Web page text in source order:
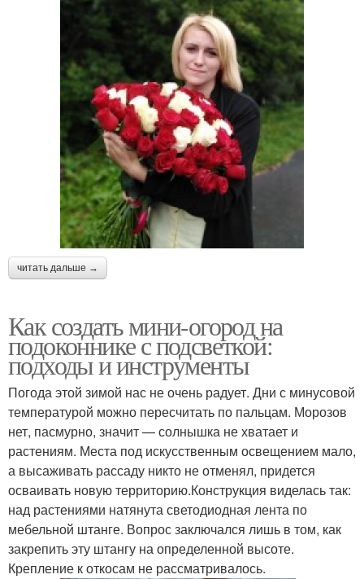
читать дальше →
Как создать мини-огород на
подоконнике с подсветкой:
подходы и инструменты
Погода этой зимой нас не очень радует. Дни с минусовой
температурой можно пересчитать по пальцам. Морозов
нет, пасмурно, значит — солнышка не хватает и
растениям. Места под искусственным освещением мало,
а высаживать рассаду никто не отменял, придется
осваивать новую территорию.Конструкция виделась так:
над растениями натянута светодиодная лента по
мебельной штанге. Вопрос заключался лишь в том, как
закрепить эту штангу на определенной высоте.
Крепление к откосам не рассматривалось.